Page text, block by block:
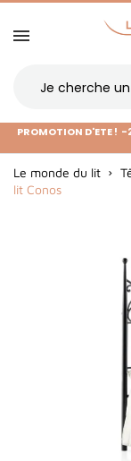
PROMOTION D'ETE ! -
Le monde du lit
lit Conos